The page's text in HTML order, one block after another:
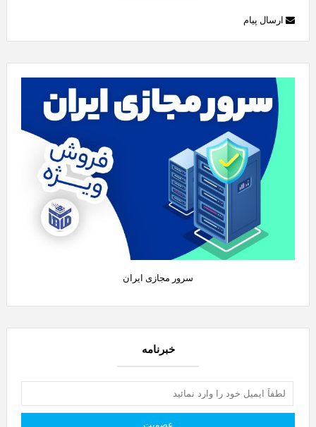
ارسال پیام
سرور مجازی ایران
خبرنامه